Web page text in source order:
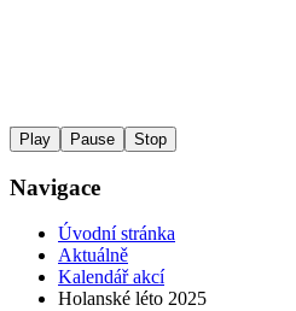
Play Pause Stop
Navigace
Úvodní stránka
Aktuálně
Kalendář akcí
Holanské léto 2025